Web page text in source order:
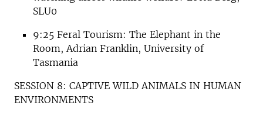
SLU0
9:25 Feral Tourism: The Elephant in the
Room, Adrian Franklin, University of
Tasmania
SESSION 8: CAPTIVE WILD ANIMALS IN HUMAN
ENVIRONMENTS